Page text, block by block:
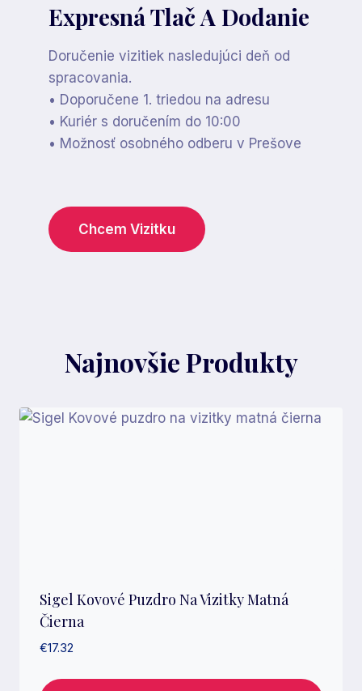
Expresná Tlač A Dodanie
Doručenie vizitiek nasledujúci deň od
spracovania.
• Doporučene 1. triedou na adresu
• Kuriér s doručením do 10:00
• Možnosť osobného odberu v Prešove
Chcem Vizitku
Najnovšie Produkty
Sigel Kovové Puzdro Na Vizitky Matná
Čierna
€17.32